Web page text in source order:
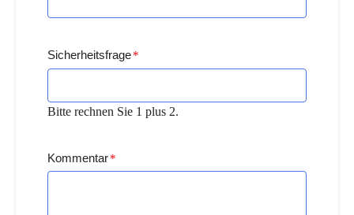
Sicherheitsfrage*
Bitte rechnen Sie 1 plus 2.
Kommentar*